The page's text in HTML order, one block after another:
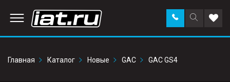
Поиск
по
Заказать
звонок в
Главная
Каталог Новые GAC GAC GS4